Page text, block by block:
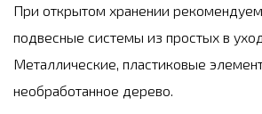
При открытом хранении
подвесные системы из простых в
Металлические, пластиковые
необработанное дерево.